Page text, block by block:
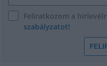
Feliratkozom a
szabályzatot!